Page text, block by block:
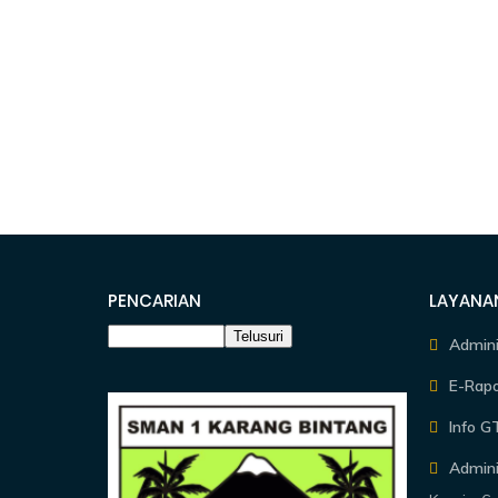
PENCARIAN
E-
Info